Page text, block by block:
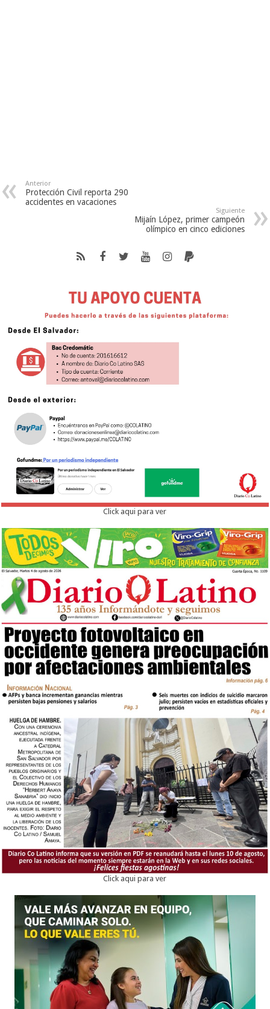
Anterior
Protección Civil reporta 290
accidentes en vacaciones
Siguiente
Mijaín López, primer campeón
olímpico en cinco ediciones
Click aqui para ver
Click aqui para ver